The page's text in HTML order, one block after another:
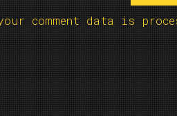
comment data is